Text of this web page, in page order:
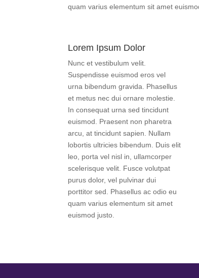
quam varius elementum sit amet
Lorem Ipsum Dolor
Nunc et vestibulum velit.
Suspendisse euismod eros vel
urna bibendum gravida. Phasellus
et metus nec dui ornare molestie.
In consequat urna sed tincidunt
euismod. Praesent non pharetra
arcu, at tincidunt sapien. Nullam
lobortis ultricies bibendum. Duis elit
leo, porta vel nisl in, ullamcorper
scelerisque velit. Fusce volutpat
purus dolor, vel pulvinar dui
porttitor sed. Phasellus ac odio eu
quam varius elementum sit amet
euismod justo.